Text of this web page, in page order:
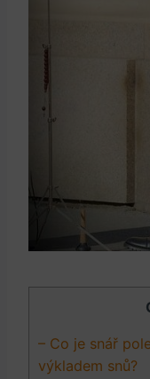
– Co je snář
výkladem snů?